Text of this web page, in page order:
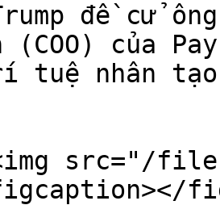
đề cử
(COO) của
tuệ nhân
src="/files/